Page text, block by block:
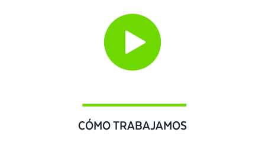
CÓMO TRABAJAMOS